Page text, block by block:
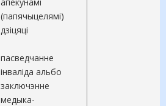
(папячыцелямі)
дзіцяці
пасведчанне
інваліда альбо
заключэнне
медыка-